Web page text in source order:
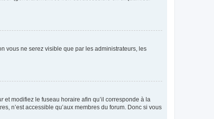
vous ne serez visible que par les administrateurs, les
et modifiez le fuseau horaire afin qu’il corresponde à la
n’est accessible qu’aux membres du forum. Donc si vous